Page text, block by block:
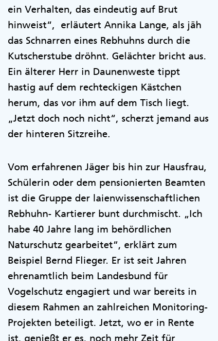
ein Verhalten, das eindeutig auf Brut
hinweist“, erläutert Annika Lange, als jäh
das Schnarren eines Rebhuhns durch die
Kutscherstube dröhnt. Gelächter bricht aus.
Ein älterer Herr in Daunenweste tippt
hastig auf dem rechteckigen Kästchen
herum, das vor ihm auf dem Tisch liegt.
„Jetzt doch noch nicht“, scherzt jemand aus
der hinteren Sitzreihe.
Vom erfahrenen Jäger bis hin zur Hausfrau,
Schülerin oder dem pensionierten Beamten
ist die Gruppe der laienwissenschaftlichen
Rebhuhn- Kartierer bunt durchmischt. „Ich
habe 40 Jahre lang im behördlichen
Naturschutz gearbeitet“, erklärt zum
Beispiel Bernd Flieger. Er ist seit Jahren
ehrenamtlich beim Landesbund für
Vogelschutz engagiert und war bereits in
diesem Rahmen an zahlreichen Monitoring-
Projekten beteiligt. Jetzt, wo er in Rente
ist, genießt er es, noch mehr Zeit für